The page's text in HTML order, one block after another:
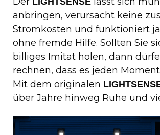
anbringen, verursacht keine
Stromkosten und funktioniert
ohne fremde Hilfe. Sollten Sie
billiges Imitat holen, dann
rechnen, dass es jeden
Mit dem originalen
über Jahre hinweg Ruhe und